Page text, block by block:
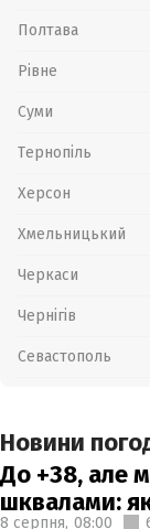
Полтава
Рівне
Суми
Тернопіль
Херсон
Хмельницький
Черкаси
Чернігів
Севастополь
Новини
До +38, але
шквалами:
8 серпня, 08:00